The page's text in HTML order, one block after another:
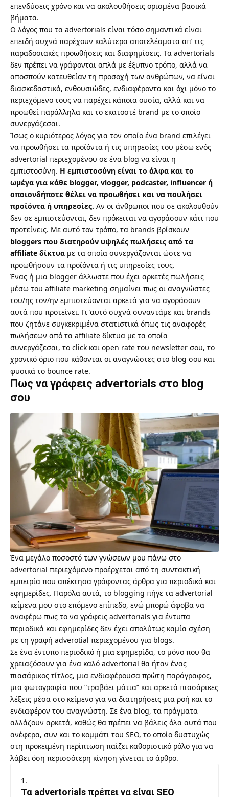
επενδύσεις χρόνο και να ακολουθήσεις ορισμένα βασικά
βήματα.
Ο λόγος που τα advertorials είναι τόσο σημαντικά είναι
επειδή συχνά παρέχουν καλύτερα αποτελέσματα απ’ τις
παραδοσιακές προωθήσεις και διαφημίσεις. Τα advertorials
δεν πρέπει να γράφονται απλά με έξυπνο τρόπο, αλλά να
αποσπούν κατευθείαν τη προσοχή των ανθρώπων, να είναι
διασκεδαστικά, ενθουσιώδες, ενδιαφέροντα και όχι μόνο το
περιεχόμενο τους να παρέχει κάποια ουσία, αλλά και να
προωθεί παράλληλα και το εκατοστέ brand με το οποίο
συνεργάζεσαι.
Ίσως ο κυριότερος λόγος για τον οποίο ένα brand επιλέγει
να προωθήσει τα προϊόντα ή τις υπηρεσίες του μέσω ενός
advertorial περιεχομένου σε ένα blog να είναι η
εμπιστοσύνη. Η εμπιστοσύνη είναι το άλφα και το
ωμέγα για κάθε blogger, vlogger, podcaster, influencer ή
οποιονδήποτε θέλει να προωθήσει και να πουλήσει
προϊόντα ή υπηρεσίες. Αν οι άνθρωποι που σε ακολουθούν
δεν σε εμπιστεύονται, δεν πρόκειται να αγοράσουν κάτι που
προτείνεις. Με αυτό τον τρόπο, τα brands βρίσκουν
bloggers που διατηρούν υψηλές πωλήσεις από τα
affiliate δίκτυα με τα οποία συνεργάζονται ώστε να
προωθήσουν τα προϊόντα ή τις υπηρεσίες τους.
Ένας ή μια blogger άλλωστε που έχει αρκετές πωλήσεις
μέσω του affiliate marketing σημαίνει πως οι αναγνώστες
του/ης τον/ην εμπιστεύονται αρκετά για να αγοράσουν
αυτά που προτείνει. Γι ‘αυτό συχνά συναντάμε και brands
που ζητάνε συγκεκριμένα στατιστικά όπως τις αναφορές
πωλήσεων από τα affiliate δίκτυα με τα οποία
συνεργάζεσαι, το click και open rate του newsletter σου, το
χρονικό όριο που κάθονται οι αναγνώστες στο blog σου και
φυσικά το bounce rate.
Πως να γράφεις advertorials στο blog
σου
Ένα μεγάλο ποσοστό των γνώσεων μου πάνω στο
advertorial περιεχόμενο προέρχεται από τη συντακτική
εμπειρία που απέκτησα γράφοντας άρθρα για περιοδικά και
εφημερίδες. Παρόλα αυτά, το blogging πήγε τα advertorial
κείμενα μου στο επόμενο επίπεδο, ενώ μπορώ άφοβα να
αναφέρω πως το να γράφεις advertorials για έντυπα
περιοδικά και εφημερίδες δεν έχει απολύτως καμία σχέση
με τη γραφή adverotial περιεχομένου για blogs.
Σε ένα έντυπο περιοδικό ή μια εφημερίδα, το μόνο που θα
χρειαζόσουν για ένα καλό advertorial θα ήταν ένας
πιασάρικος τίτλος, μια ενδιαφέρουσα πρώτη παράγραφος,
μια φωτογραφία που “τραβάει μάτια” και αρκετά πιασάρικες
λέξεις μέσα στο κείμενο για να διατηρήσεις μια ροή και το
ενδιαφέρον του αναγνώστη. Σε ένα blog, τα πράγματα
αλλάζουν αρκετά, καθώς θα πρέπει να βάλεις όλα αυτά που
ανέφερα, συν και το κομμάτι του SEO, το οποίο δυστυχώς
στη προκειμένη περίπτωση παίζει καθοριστικό ρόλο για να
λάβει όση περισσότερη κίνηση γίνεται το άρθρο.
Τα advertorials πρέπει να είναι SEO